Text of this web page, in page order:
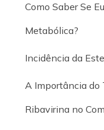
Como Saber Se
Metabólica?
Incidência da
A Importância do
Ribavirina no